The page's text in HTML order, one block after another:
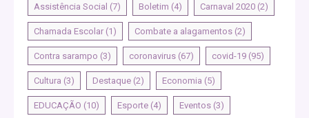
Assistência Social (7) Boletim (4) Carnaval 2020 (2)
Chamada Escolar (1) Combate a alagamentos (2)
Contra sarampo (3) coronavirus (67) covid-19 (95)
Cultura (3) Destaque (2) Economia (5)
EDUCAÇÃO (10) Esporte (4) Eventos (3)